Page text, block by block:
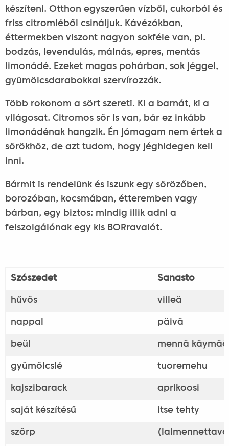
készíteni. Otthon egyszerűen vízből, cukorból és
friss citromléből csináljuk. Kávézókban,
éttermekben viszont nagyon sokféle van, pl.
bodzás, levendulás, málnás, epres, mentás
limonádé. Ezeket magas pohárban, sok jéggel,
gyümölcsdarabokkal szervírozzák.
Több rokonom a sört szereti. Ki a barnát, ki a
világosat. Citromos sör is van, bár ez inkább
limonádénak hangzik. Én jómagam nem értek a
sörökhöz, de azt tudom, hogy jéghidegen kell
inni.
Bármit is rendelünk és iszunk egy sörözőben,
borozóban, kocsmában, étteremben vagy
bárban, egy biztos: mindig illik adni a
felszolgálónak egy kis BORravalót.
Szószedet Sanasto
hűvös viileä
nappal päivä
beül mennä
gyümölcslé tuoremehu
kajszibarack aprikoosi
saját készítésű itse tehty
szörp